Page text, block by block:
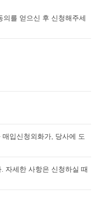
를 얻으신 후 신청해주세
입신청외화가, 당사에 도
자세한 사항은 신청하실 때